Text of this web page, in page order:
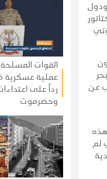
ودول
عن
ضربات واسعة مطلع 2024، فإن هذه
لم
القوات
عملية عسكرية
رداً على
وحضرموت